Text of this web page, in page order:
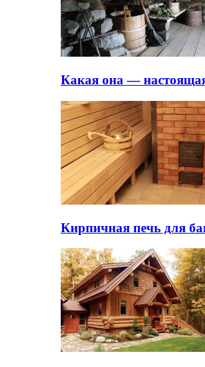
Какая она —
Кирпичная печь для